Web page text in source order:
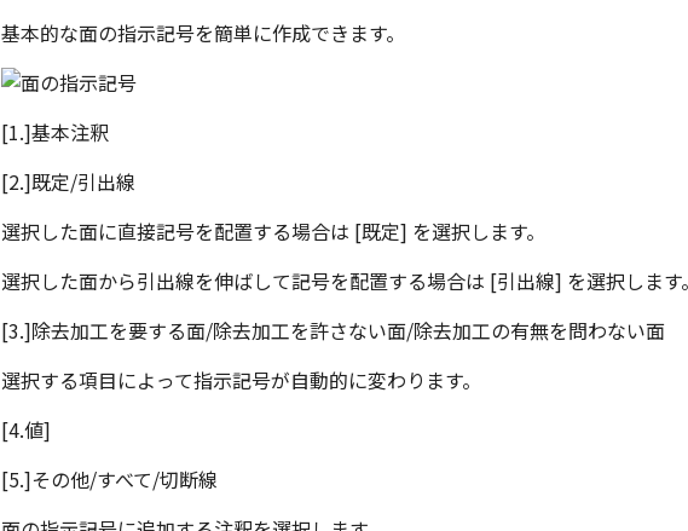
基本的な面の指示記号を簡単に作成できます。
[1.]基本注釈
[2.]既定/引出線
選択した面に直接記号を配置する場合は [既定] を選択します。
選択した面から引出線を伸ばして記号を配置する場合は [引出線] を選択します。
[3.]除去加工を要する面/除去加工を許さない面/除去加工の有無を問わない面
選択する項目によって指示記号が自動的に変わります。
[4.値]
[5.]その他/すべて/切断線